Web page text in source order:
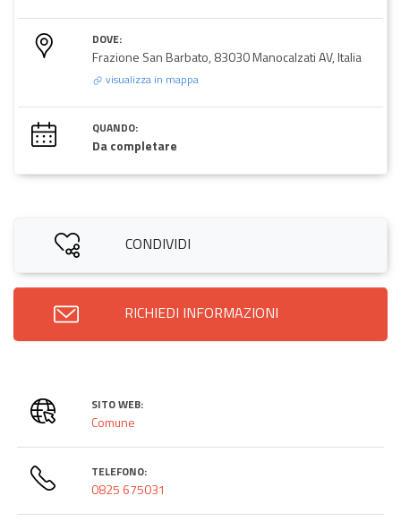
DOVE:
Frazione San Barbato, 83030 Manocalzati AV, Italia
visualizza in mappa
QUANDO:
Da completare
CONDIVIDI
RICHIEDI INFORMAZIONI
SITO WEB:
Comune
TELEFONO:
0825 675031